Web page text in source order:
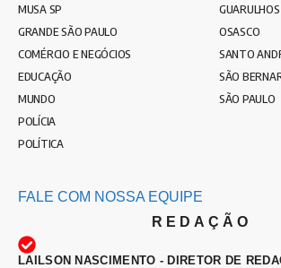
MUSA SP
GRANDE SÃO PAULO
COMÉRCIO E NEGÓCIOS
EDUCAÇÃO
MUNDO
POLÍCIA
POLÍTICA
GUARULHOS
OSASCO
SANTO
SÃO
SÃO PAULO
FALE COM NOSSA EQUIPE
REDAÇÃO
LAILSON NASCIMENTO - DIRETOR DE